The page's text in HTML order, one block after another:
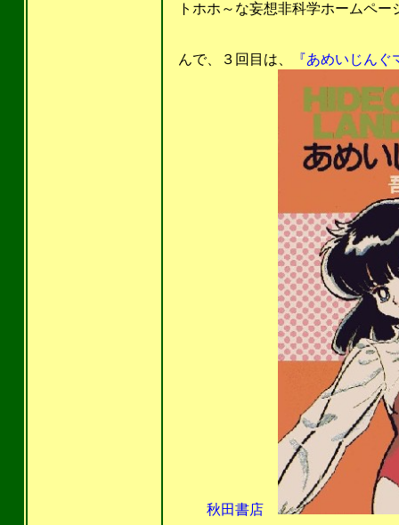
トホホ～な妄想非科学ホームペー
んで、３回目は、 『あめいじん
秋田書店